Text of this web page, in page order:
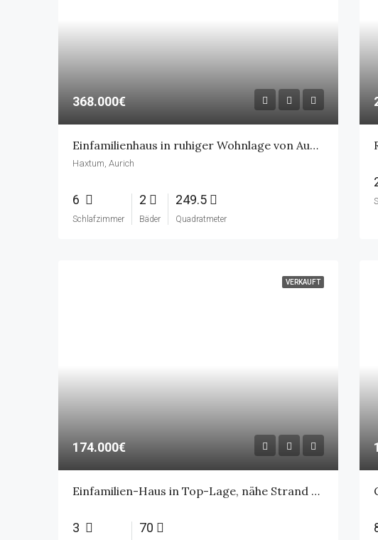
368.000€
Einfamilienhaus in ruhiger Wohnlage von Aurich-Haxtum – 6 Zimmer, 2 Bäder, Garage
Haxtum, Aurich
6
Schlafzimmer
2
Bäder
249.5
Quadratmeter
VERKAUFT
174.000€
Einfamilien-Haus in Top-Lage, nähe Strand Norddeich
3 70